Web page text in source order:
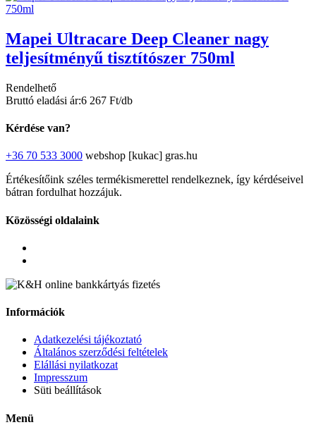
Mapei Ultracare Deep Cleaner nagy
teljesítményű tisztítószer 750ml
Rendelhető
Bruttó eladási ár:6 267 Ft/db
Kérdése van?
+36 70 533 3000 webshop [kukac] gras.hu
Értékesítőink széles termékismerettel rendelkeznek, így kérdéseivel
bátran fordulhat hozzájuk.
Közösségi oldalaink
Információk
Adatkezelési tájékoztató
Általános szerződési feltételek
Elállási nyilatkozat
Impresszum
Süti beállítások
Menü